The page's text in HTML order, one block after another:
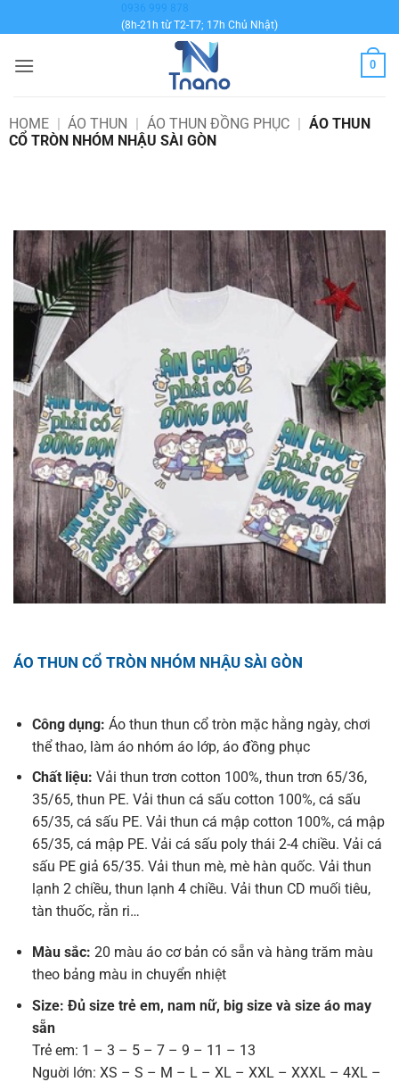
qua
dung
0936 999 878
(8h-21h từ T2-T7; 17h Chủ Nhật)
0
HOME | ÁO THUN | ÁO THUN ĐỒNG PHỤC | ÁO THUN
CỔ TRÒN NHÓM NHẬU SÀI GÒN
ÁO THUN CỔ TRÒN NHÓM NHẬU SÀI GÒN
Công dụng: Áo thun thun cổ tròn mặc hằng ngày, chơi
thể thao, làm áo nhóm áo lớp, áo đồng phục
Chất liệu: Vải thun trơn cotton 100%, thun trơn 65/36,
35/65, thun PE. Vải thun cá sấu cotton 100%, cá sấu
65/35, cá sấu PE. Vải thun cá mập cotton 100%, cá mập
65/35, cá mập PE. Vải cá sấu poly thái 2-4 chiều. Vải cá
sấu PE giả 65/35. Vải thun mè, mè hàn quốc. Vải thun
lạnh 2 chiều, thun lạnh 4 chiều. Vải thun CD muối tiêu,
tàn thuốc, rằn ri…
Màu sắc: 20 màu áo cơ bản có sẵn và hàng trăm màu
theo bảng màu in chuyển nhiệt
Size: Đủ size trẻ em, nam nữ, big size và size áo may
sẵn
Trẻ em: 1 – 3 – 5 – 7 – 9 – 11 – 13
Nguời lớn: XS – S – M – L – XL – XXL – XXXL – 4XL –